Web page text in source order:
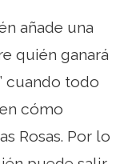
añade una
quién ganará
cuando todo
cómo
Rosas. Por lo